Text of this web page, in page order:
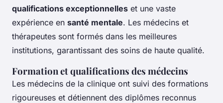
qualifications exceptionnelles et une vaste
expérience en santé mentale. Les médecins et
thérapeutes sont formés dans les meilleures
institutions, garantissant des soins de haute qualité.
Formation et qualifications des médecins
Les médecins de la clinique ont suivi des formations
rigoureuses et détiennent des diplômes reconnus